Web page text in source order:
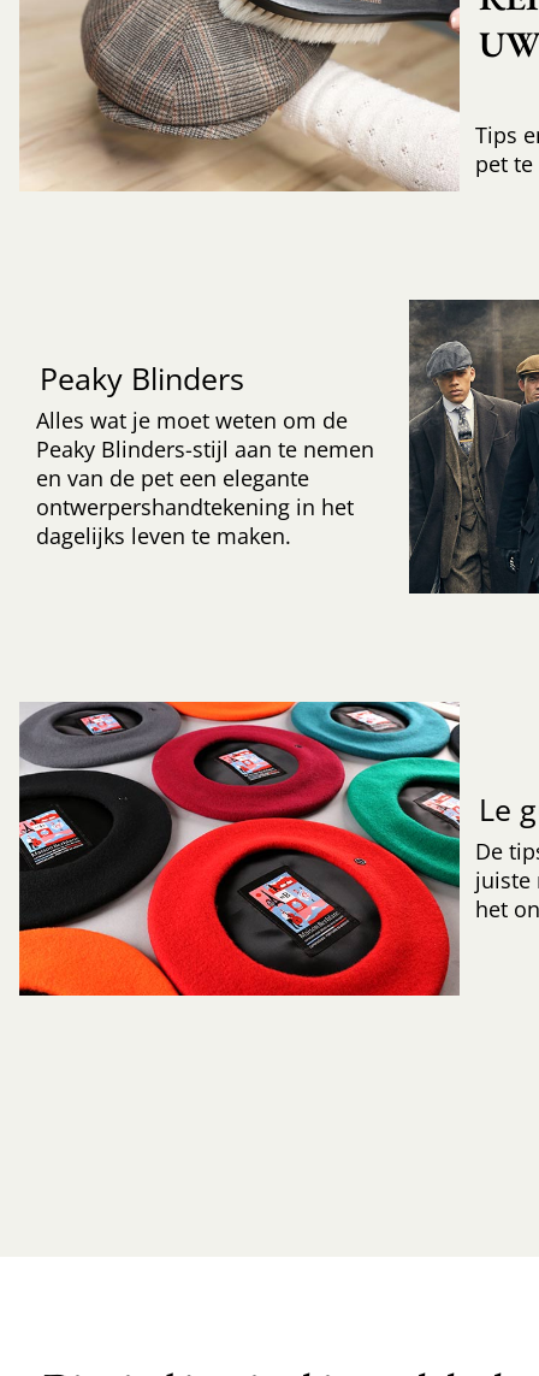
Tips
pet te
Peaky Blinders
Alles wat je moet weten om de
Peaky Blinders-stijl aan te nemen
en van de pet een elegante
ontwerpershandtekening in het
dagelijks leven te maken.
Le
De
juiste
het